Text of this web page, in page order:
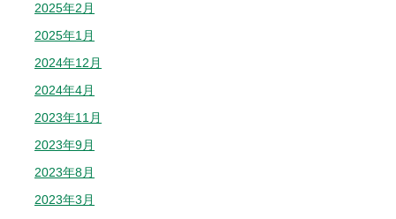
2025年2月
2025年1月
2024年12月
2024年4月
2023年11月
2023年9月
2023年8月
2023年3月